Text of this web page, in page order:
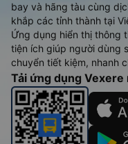
bay và hãng tàu cùng
khắp các tỉnh thành tại
Ứng dụng hiển thị thông
tiện ích giúp người dùng
chuyển tiết kiệm, nhanh
Tải ứng dụng Vexere